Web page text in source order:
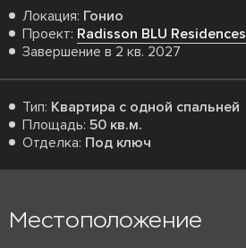
Локация: Гонио
Проект: Radisson BLU Residences
Завершение в 2 кв. 2027
Тип: Квартира с одной спальней
Площадь: 50 кв.м.
Отделка: Под ключ
Местоположение